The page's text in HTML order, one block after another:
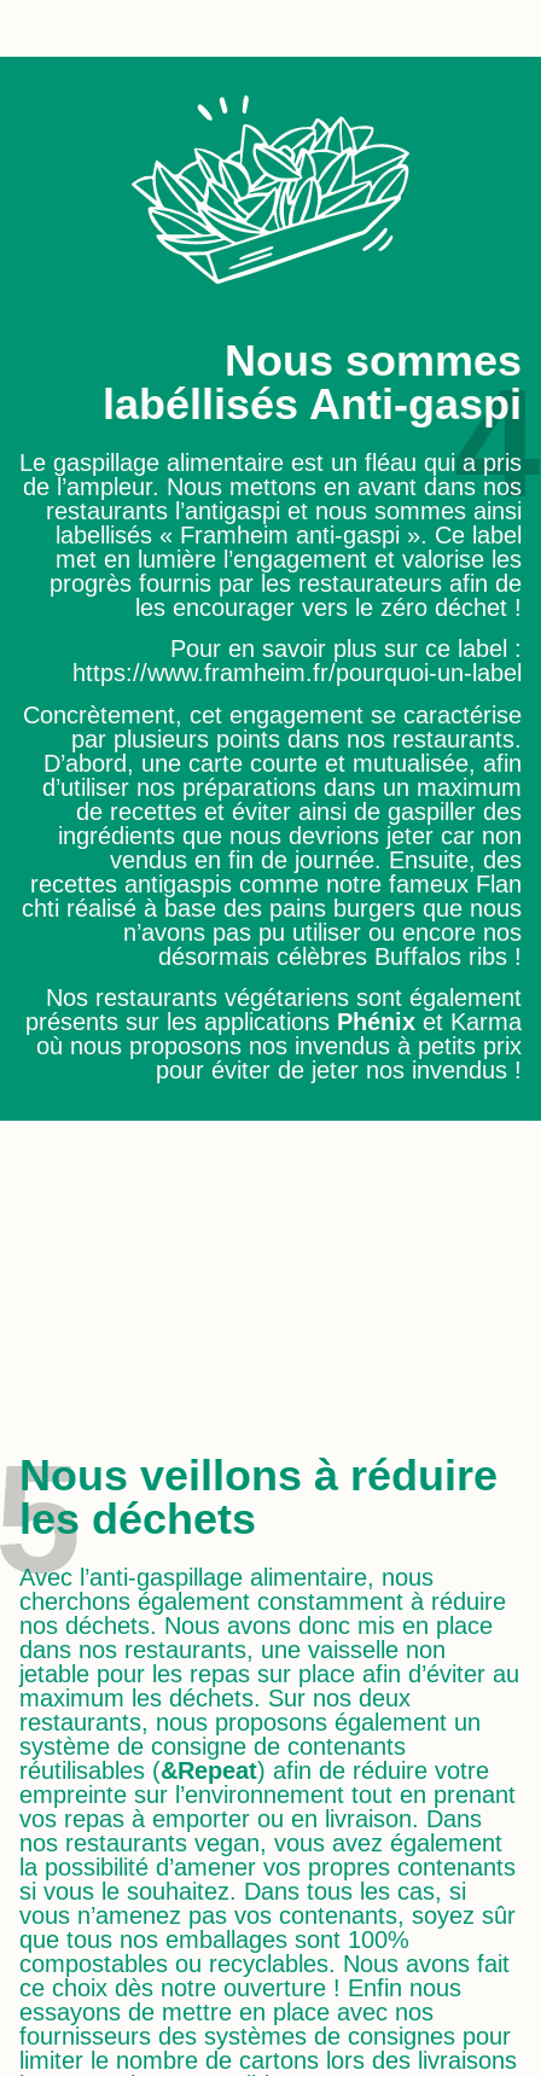
4
Nous sommes
labéllisés Anti-gaspi
Le gaspillage alimentaire est un fléau qui a pris
de l’ampleur. Nous mettons en avant dans nos
restaurants l’antigaspi et nous sommes ainsi
labellisés « Framheim anti-gaspi ». Ce label
met en lumière l’engagement et valorise les
progrès fournis par les restaurateurs afin de
les encourager vers le zéro déchet !
Pour en savoir plus sur ce label :
https://www.framheim.fr/pourquoi-un-label
Concrètement, cet engagement se caractérise
par plusieurs points dans nos restaurants.
D’abord, une carte courte et mutualisée, afin
d’utiliser nos préparations dans un maximum
de recettes et éviter ainsi de gaspiller des
ingrédients que nous devrions jeter car non
vendus en fin de journée. Ensuite, des
recettes antigaspis comme notre fameux Flan
chti réalisé à base des pains burgers que nous
n’avons pas pu utiliser ou encore nos
désormais célèbres Buffalos ribs !
Nos restaurants végétariens sont également
présents sur les applications Phénix et Karma
où nous proposons nos invendus à petits prix
pour éviter de jeter nos invendus !
Nous veillons à réduire
les déchets
Avec l’anti-gaspillage alimentaire, nous
cherchons également constamment à réduire
nos déchets. Nous avons donc mis en place
dans nos restaurants, une vaisselle non
jetable pour les repas sur place afin d’éviter au
maximum les déchets. Sur nos deux
restaurants, nous proposons également un
système de consigne de contenants
réutilisables (&Repeat) afin de réduire votre
empreinte sur l’environnement tout en prenant
vos repas à emporter ou en livraison. Dans
nos restaurants vegan, vous avez également
la possibilité d’amener vos propres contenants
si vous le souhaitez. Dans tous les cas, si
vous n’amenez pas vos contenants, soyez sûr
que tous nos emballages sont 100%
compostables ou recyclables. Nous avons fait
ce choix dès notre ouverture ! Enfin nous
essayons de mettre en place avec nos
fournisseurs des systèmes de consignes pour
limiter le nombre de cartons lors des livraisons